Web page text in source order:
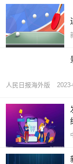
人民日报海外版